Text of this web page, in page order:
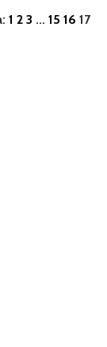
1 2 3 ... 15 16 17